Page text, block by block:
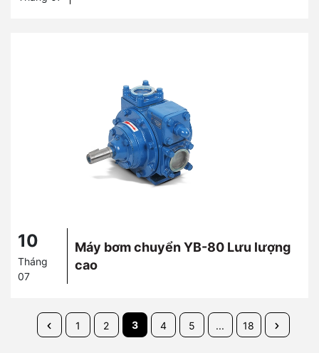
10
Tháng
07
Máy bơm chuyển YB-80 Lưu lượng
cao
1 2 3 4 5 ... 18